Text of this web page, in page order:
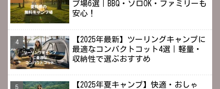
プ場6選｜BBQ・ソロOK・ファミリーも
安心！
【2025年最新】ツーリングキャンプに
最適なコンパクトコット4選｜軽量・
収納性で選ぶおすすめ
【2025年夏キャンプ】快適・おしゃ